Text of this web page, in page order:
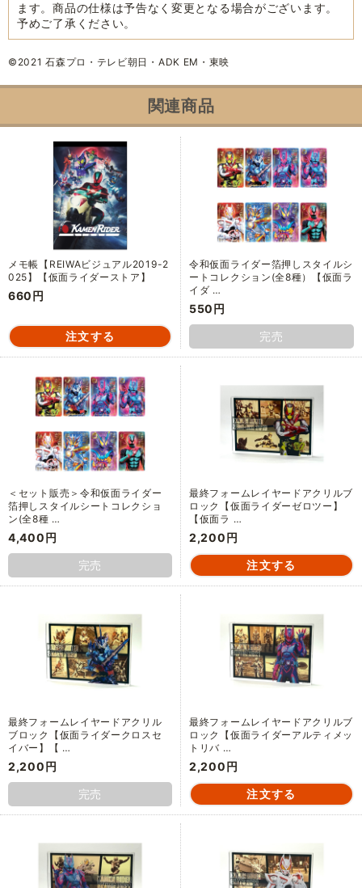
ます。商品の仕様は予告なく変更となる場合がございます。
予めご了承ください。
©2021 石森プロ・テレビ朝日・ADK EM・東映
関連商品
メモ帳【REIWAビジュアル2019-2
025】【仮面ライダーストア】
660円
令和仮面ライダー箔押しスタイルシ
ートコレクション(全8種）【仮面ラ
イダ …
550円
完売
＜セット販売＞令和仮面ライダー
箔押しスタイルシートコレクショ
ン(全8種 …
4,400円
完売
最終フォームレイヤードアクリルブ
ロック【仮面ライダーゼロツー】
【仮面ラ …
2,200円
最終フォームレイヤードアクリル
ブロック【仮面ライダークロスセ
イバー】【 …
2,200円
完売
最終フォームレイヤードアクリルブ
ロック【仮面ライダーアルティメッ
トリバ …
2,200円